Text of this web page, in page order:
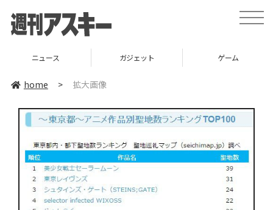
toggle
ニュース ガジェット ゲーム
home > 拡大画像